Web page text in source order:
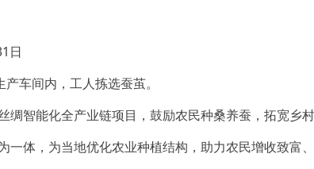
日
车间内，工人拣选蚕茧。
智能化全产业链项目，鼓励农民种桑养蚕，拓宽乡村
体，为当地优化农业种植结构，助力农民增收致富、